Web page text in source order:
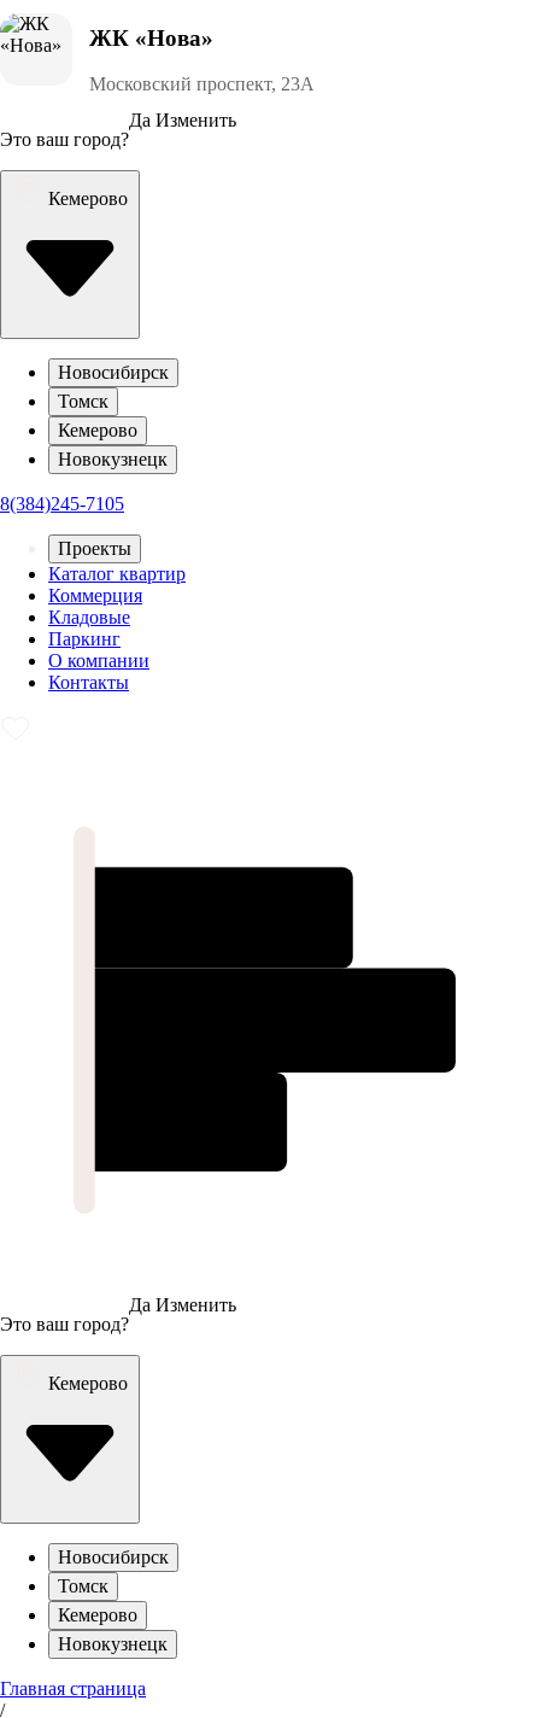
ЖК «Нова»
Московский проспект, 23А
Это ваш город?
Да Изменить
Кемерово
Новосибирск
Томск
Кемерово
Новокузнецк
8(384)245-7105
Проекты
Каталог квартир
Коммерция
Кладовые
Паркинг
О компании
Контакты
Это ваш город?
Да Изменить
Кемерово
Новосибирск
Томск
Кемерово
Новокузнецк
Главная страница
/